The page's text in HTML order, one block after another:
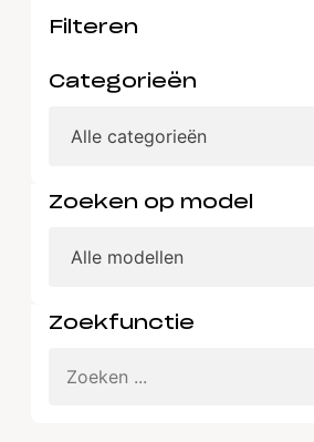
Filteren
Categorieën
Zoeken op model
Zoekfunctie